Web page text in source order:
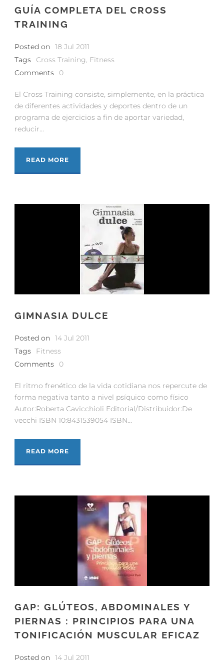
GUÍA COMPLETA DEL CROSS
TRAINING
Posted on 18 Jul 2011
Tags
Cross Training, Fitness
Comments
0
El Cross Training consiste, simplemente, en la práctica
de diferentes actividades y deportes dentro de un
programa de ejercicios a fin de aportar variedad,
reducir...
READ MORE
GIMNASIA DULCE
Posted on 14 Jul 2011
Tags
Fitness
Comments
0
El ritmo frenético de la vida cotidiana nos repercute de
forma negativa tanto a nivel psíquico como físico
Autor:Roberta Cavicchioli Editorial/Distribuidor:De
vecchi ISBN 10:8431539054 ISBN...
READ MORE
GAP: GLÚTEOS, ABDOMINALES Y
PIERNAS : PRINCIPIOS PARA UNA
TONIFICACIÓN MUSCULAR EFICAZ
Posted on 14 Jul 2011